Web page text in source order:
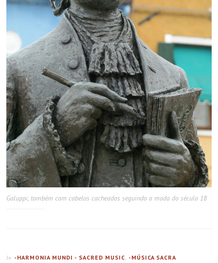
Galuppi, também com cabelos cacheados seguindo a moda do século 18
In -HARMONIA MUNDI - SACRED MUSIC, -MÚSICA SACRA